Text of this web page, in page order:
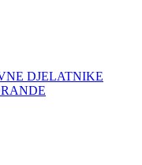
DJELATNIKE